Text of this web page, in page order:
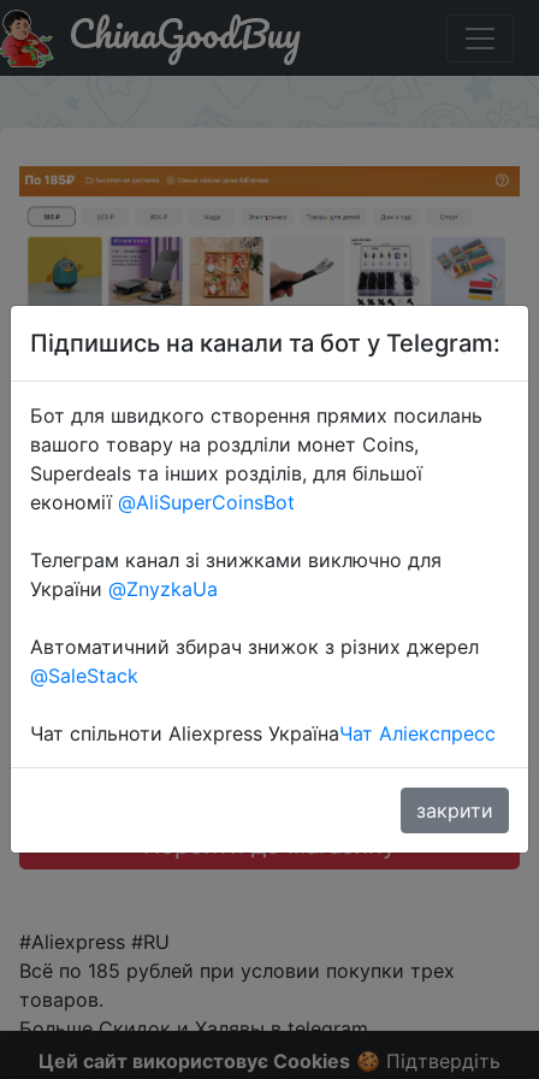
Акція на Акция Выгода х3 - скидки до 90%
ChinaGoodBuy
2023-10-19
185 руб.
Sale
Перейти до магазину
#Aliexpress #RU
Всё по 185 рублей при условии покупки трех
товаров.
Больше Скидок и Халявы в telegram
t.me/%2B8jHVizJO6XY3M2Qy
Цей сайт використовує Cookies 🍪 Підтвердіть
Підпишись на канали та бот у Telegram:
Бот для швидкого створення прямих посилань
вашого товару на роздліли монет Coins,
Superdeals та інших розділів, для більшої
економії @AliSuperCoinsBot
Телеграм канал зі знижками виключно для
України @ZnyzkaUa
Автоматичний збирач знижок з різних джерел
@SaleStack
Чат спільноти Aliexpress УкраїнаЧат Аліекспресс
закрити